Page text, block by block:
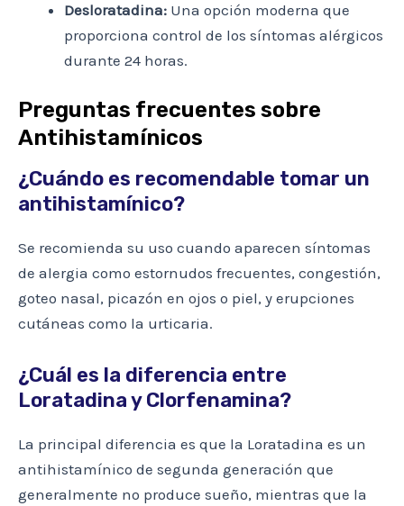
Desloratadina: Una opción moderna que
proporciona control de los síntomas alérgicos
durante 24 horas.
Preguntas frecuentes sobre
Antihistamínicos
¿Cuándo es recomendable tomar un
antihistamínico?
Se recomienda su uso cuando aparecen síntomas
de alergia como estornudos frecuentes, congestión,
goteo nasal, picazón en ojos o piel, y erupciones
cutáneas como la urticaria.
¿Cuál es la diferencia entre
Loratadina y Clorfenamina?
La principal diferencia es que la Loratadina es un
antihistamínico de segunda generación que
generalmente no produce sueño, mientras que la